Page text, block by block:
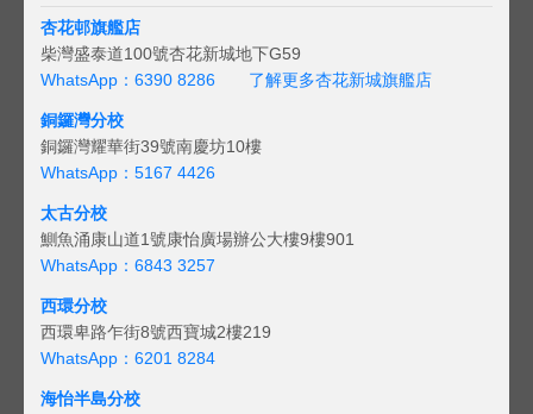
杏花邨旗艦店
柴灣盛泰道100號杏花新城地下G59
WhatsApp：6390 8286
了解更多杏花新城旗艦店
銅鑼灣分校
銅鑼灣耀華街39號南慶坊10樓
WhatsApp：5167 4426
太古分校
鰂魚涌康山道1號康怡廣場辦公大樓9樓901
WhatsApp：6843 3257
西環分校
西環卑路乍街8號西寶城2樓219
WhatsApp：6201 8284
海怡半島分校